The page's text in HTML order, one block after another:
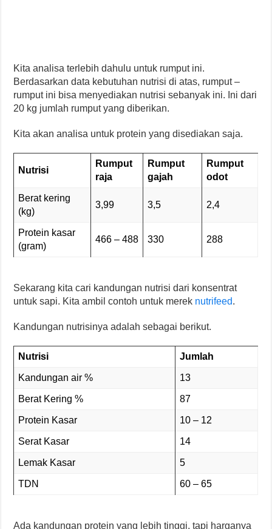
Kita analisa terlebih dahulu untuk rumput ini.
Berdasarkan data kebutuhan nutrisi di atas, rumput –
rumput ini bisa menyediakan nutrisi sebanyak ini. Ini dari
20 kg jumlah rumput yang diberikan.
Kita akan analisa untuk protein yang disediakan saja.
Nutrisi
Rumput
raja
Rumput
gajah
Rumput
odot
Berat kering
(kg)
3,99 3,5 2,4
Protein kasar
(gram)
466 – 488 330 288
Sekarang kita cari kandungan nutrisi dari konsentrat
untuk sapi. Kita ambil contoh untuk merek nutrifeed.
Kandungan nutrisinya adalah sebagai berikut.
Nutrisi Jumlah
Kandungan air % 13
Berat Kering % 87
Protein Kasar 10 – 12
Serat Kasar 14
Lemak Kasar 5
TDN 60 – 65
Ada kandungan protein yang lebih tinggi, tapi harganya